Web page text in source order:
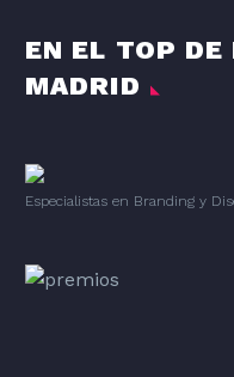
EN EL TOP DE
MADRID
Especialistas en Branding y